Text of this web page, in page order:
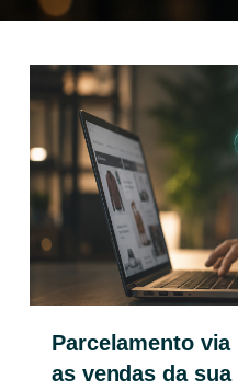
Parcelamento
as vendas da